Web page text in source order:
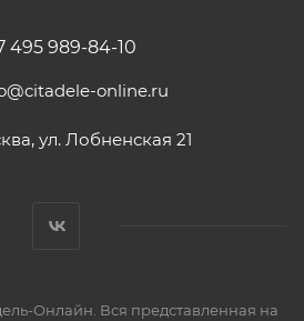
495 989-84-10
online.ru
ул. Лобненская 21
Онлайн. Вся представленная на